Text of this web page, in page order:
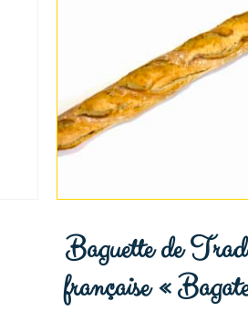
Baguette de
française «